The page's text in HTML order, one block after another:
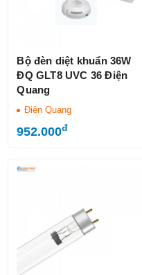
Bộ đèn diệt khuẩn 36W
ĐQ GLT8 UVC 36 Điện
Quang
Điện Quang
952.000đ